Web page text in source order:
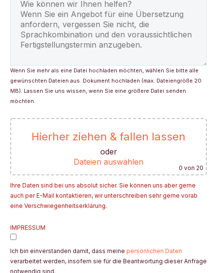
Wenn Sie mehr als eine Datei hochladen möchten, wählen Sie bitte alle
gewünschten Dateien aus. Dokument hochladen (max. Dateiengröße 20
MB). Lassen Sie uns wissen, wenn Sie eine größere Datei senden
möchten.
Hierher ziehen & fallen lassen
oder
Dateien auswählen
0 von 20
Ihre Daten sind bei uns absolut sicher. Sie können uns aber gerne
auch per E-Mail kontaktieren, wir unterschreiben sehr gerne vorab
eine Verschwiegenheitserklärung.
IMPRESSUMBitte lasse dieses Feld leer.
Ich bin einverstanden damit, dass meine persönlichen Daten
verarbeitet werden, insofern sie für die Beantwortung dieser Anfrage
notwendig sind.